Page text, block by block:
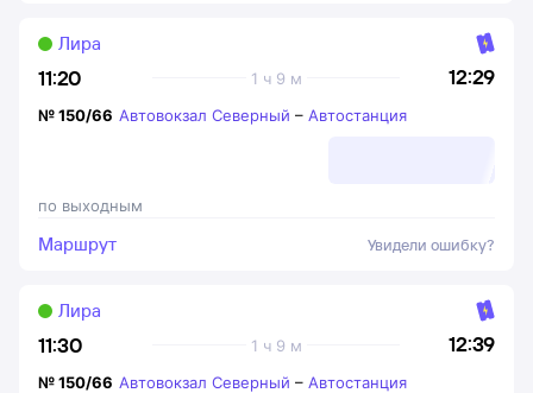
11:20 12:29
1 ч 9 м
Лира
по выходным
№150/66 Автовокзал Северный – Автостанция
Маршрут Увидели ошибку?
11:30 12:39
1 ч 9 м
Лира
№150/66 Автовокзал Северный – Автостанция